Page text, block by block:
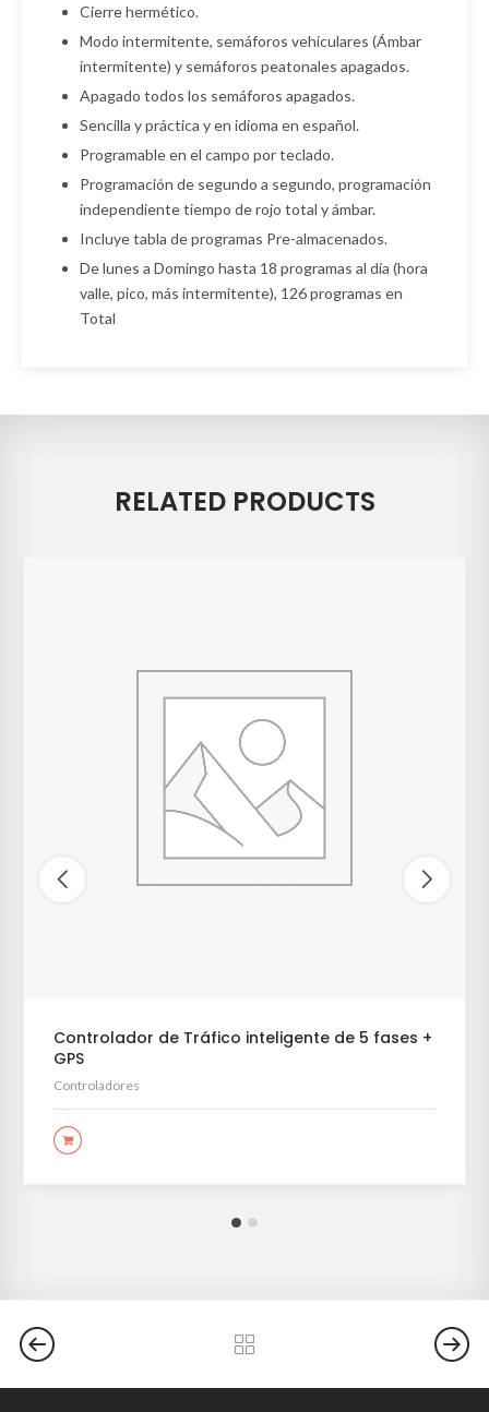
Cierre hermético.
Modo intermitente, semáforos vehiculares (Ámbar
intermitente) y semáforos peatonales apagados.
Apagado todos los semáforos apagados.
Sencilla y práctica y en idioma en español.
Programable en el campo por teclado.
Programación de segundo a segundo, programación
independiente tiempo de rojo total y ámbar.
Incluye tabla de programas Pre-almacenados.
De lunes a Domingo hasta 18 programas al día (hora
valle, pico, más intermitente), 126 programas en
Total
RELATED PRODUCTS
Controlador de Tráfico inteligente de 5 fases +
GPS
Controladores
LEER MÁS